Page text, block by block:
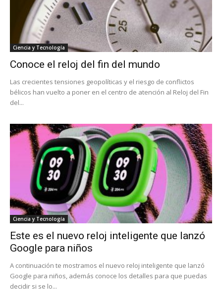
Ciencia y Tecnología
Conoce el reloj del fin del mundo
Las crecientes tensiones geopolíticas y el riesgo de conflictos
bélicos han vuelto a poner en el centro de atención al Reloj del Fin
del...
Ciencia y Tecnología
Este es el nuevo reloj inteligente que lanzó
Google para niños
A continuación te mostramos el nuevo reloj inteligente que lanzó
Google para niños, además conoce los detalles para que puedas
decidir si se lo...